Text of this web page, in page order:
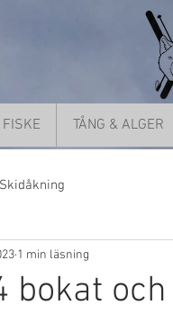
FISKE TÅNG & ALGER
Skidåkning
bokat
1 min läsning